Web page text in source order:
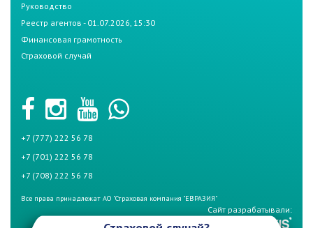
Руководство
Реестр агентов - 01.07.2026, 15:30
Финансовая грамотность
Страховой случай
+7 (777) 222 56 78
+7 (701) 222 56 78
+7 (708) 222 56 78
Все права принадлежат АО "Страховая компания "ЕВРАЗИЯ"
Сайт разрабатывали: